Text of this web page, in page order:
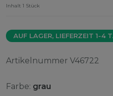
Inhalt 1 Stück
AUF LAGER, LIEFERZEIT 1-4
Artikelnummer V46722
Farbe: grau